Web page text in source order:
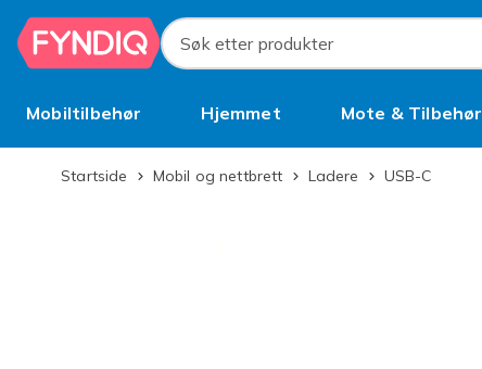
Hopp til hovedinnhold
Søk etter produkter
Mobiltilbehør Hjemmet Mote & Tilbehør
BruktStartside Mobil og nettbrett Ladere USB-C